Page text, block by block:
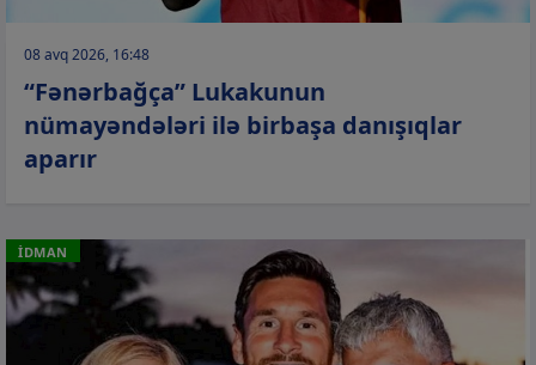
08 avq 2026, 16:48
“Fənərbağça” Lukakunun
nümayəndələri ilə birbaşa danışıqlar
aparır
İDMAN